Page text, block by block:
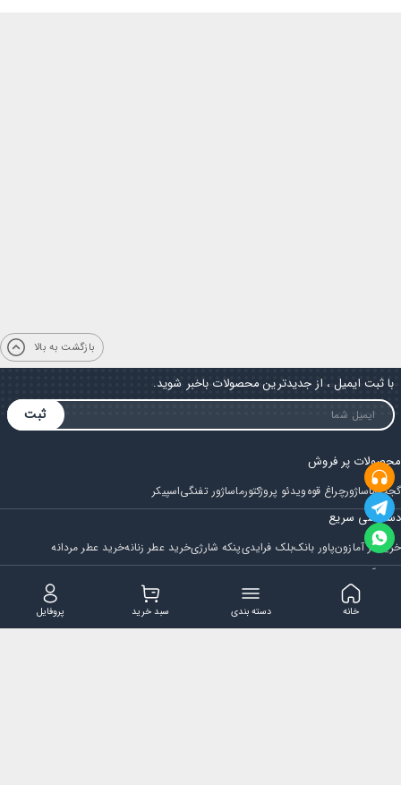
بازگشت به بالا
با ثبت ایمیل ، از جدیدترین محصولات باخبر شوید.
ثبت
محصولات پر فروش
گجتماساژورچراغ قوهویدئو پروژکتورماساژور تفنگیاسپیکر
دسترسی سریع
خرید از آمازونپاور بانکبلک فرایدیپنکه شارژیخرید عطر زنانهخرید عطر مردانه
فروشگاه
مجله ایران بابا قوانین و مقررات سوالات متداول
تماس با ایران بابا
پروفایل سبد خرید دسته بندی خانه